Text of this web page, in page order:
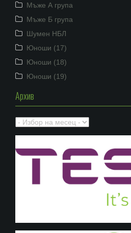
Мъже А група
Мъже Б група
Шумен НБЛ
Юноши (17)
Юноши (18)
Юноши (19)
Архив
Архив